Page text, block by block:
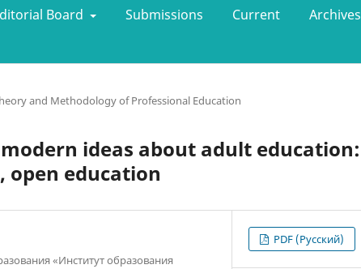
Board Submissions Current Archives
and Methodology of Professional Education
ideas about adult education:
open education
«Институт образования
PDF (Русский)